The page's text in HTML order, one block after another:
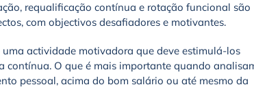
requalificação contínua e rotação funcional são
com objectivos desafiadores e motivantes.
uma actividade motivadora que deve estimulá-los
contínua. O que é mais importante quando
pessoal, acima do bom salário ou até mesmo da